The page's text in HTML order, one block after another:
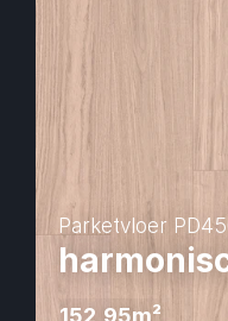
Parketvloer
152,95m²